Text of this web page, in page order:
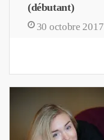
(débutant)
30 octobre 2017